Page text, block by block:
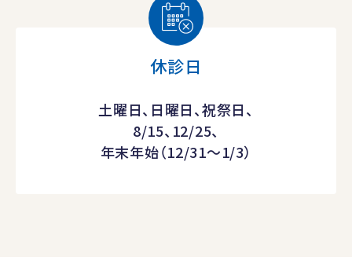
休診日
土曜日、日曜日、祝祭日、
8/15、12/25、
年末年始（12/31～1/3）